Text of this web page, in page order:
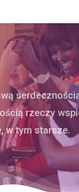
rzeczy
w tym starsze.